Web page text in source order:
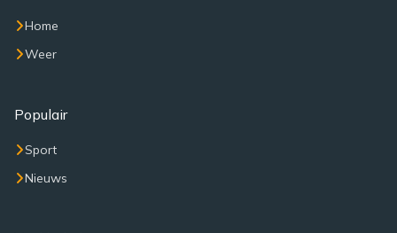
Home
Weer
Populair
Sport
Nieuws